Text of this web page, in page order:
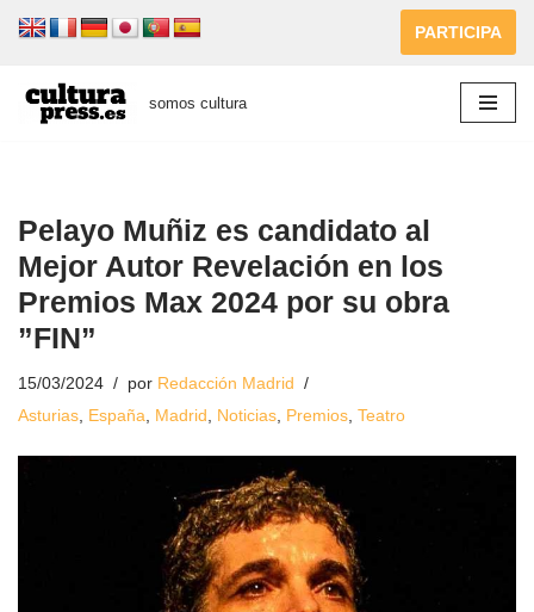
al
contenido
PARTICIPA
somos cultura
Pelayo Muñiz es candidato al
Mejor Autor Revelación en los
Premios Max 2024 por su obra
”FIN”
15/03/2024 por Redacción Madrid
Asturias España Madrid Noticias Premios Teatro